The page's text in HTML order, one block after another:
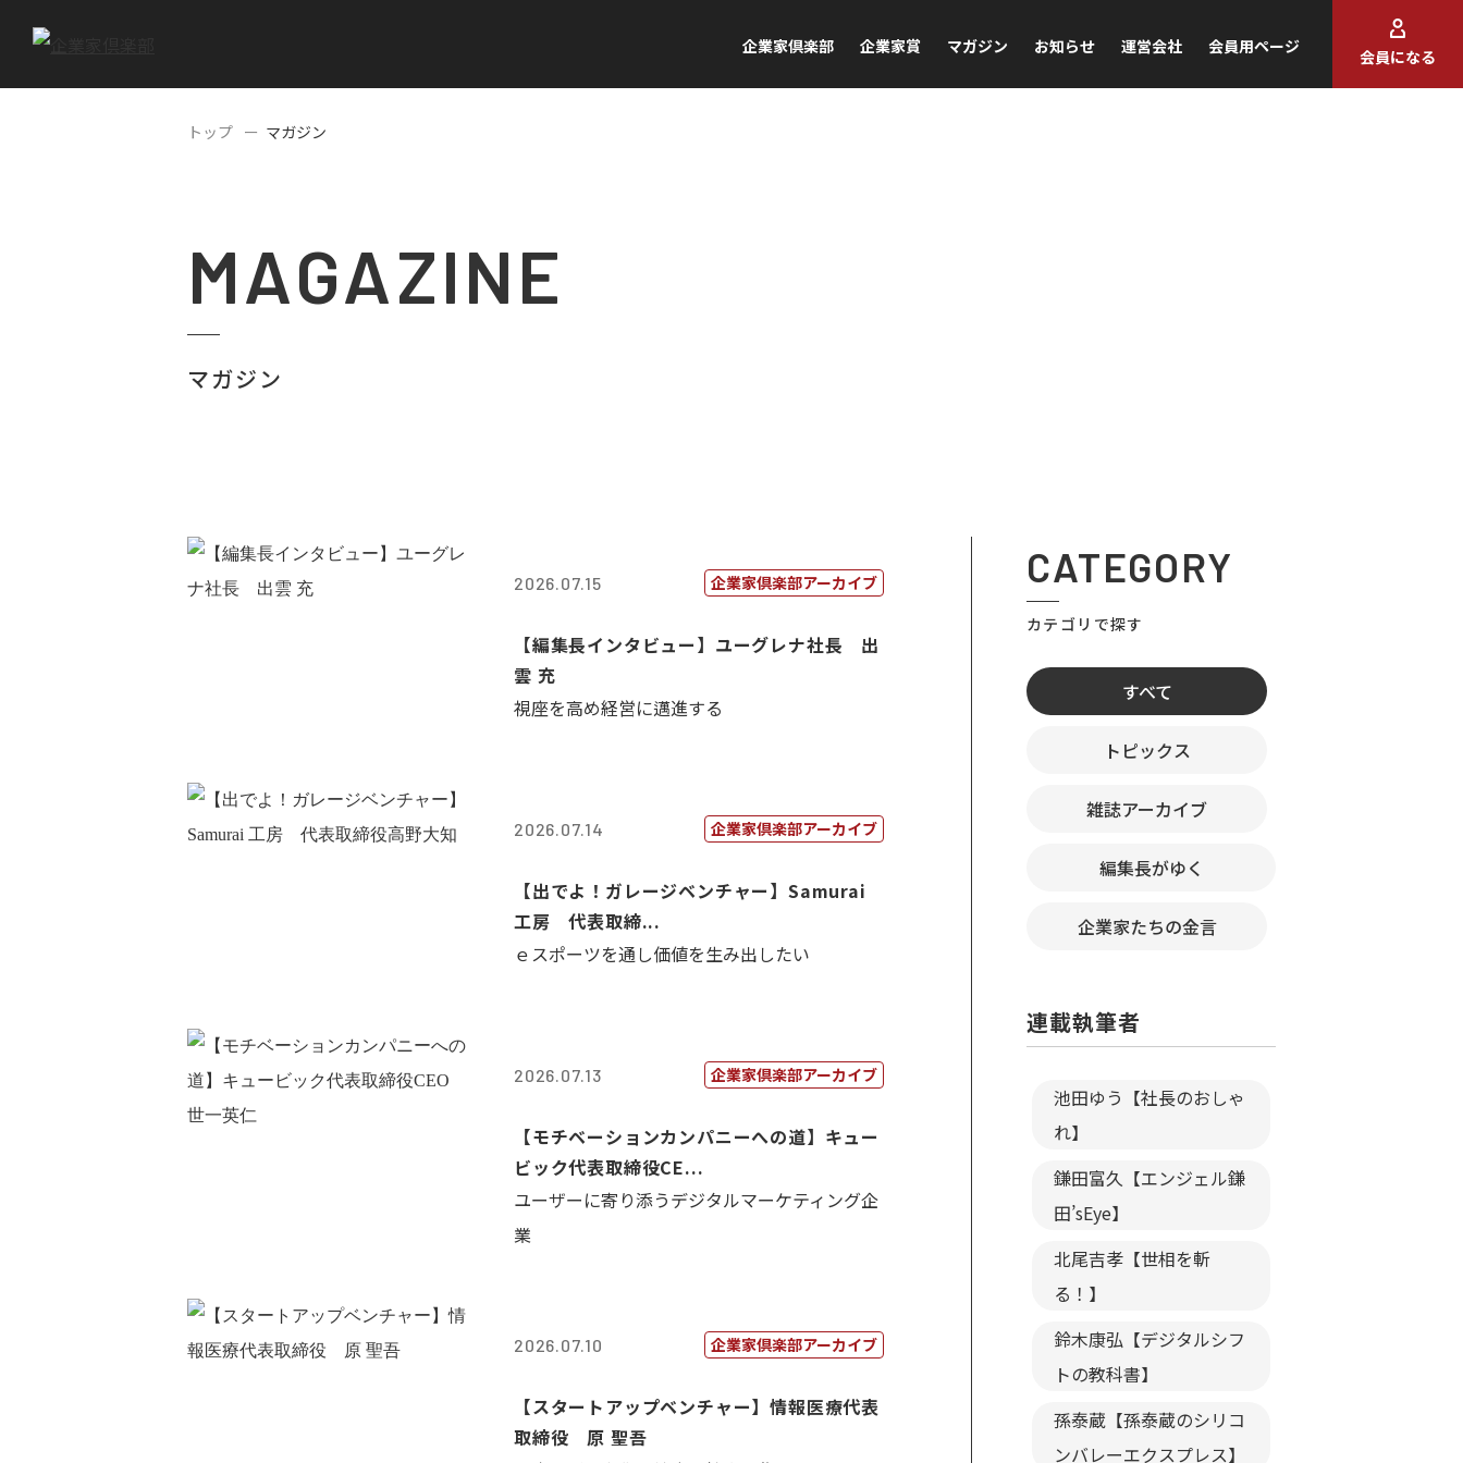
企業家倶楽部 企業家賞 マガジン お知らせ 運営会社 会員用ページ
会員になる
トップ マガジン
MAGAZINE
マガジン
2026.07.15 企業家倶楽部アーカイブ
【編集長インタビュー】ユーグレナ社長 出
雲 充
視座を高め経営に邁進する
2026.07.14 企業家倶楽部アーカイブ
【出でよ！ガレージベンチャー】Samurai
工房 代表取締...
ｅスポーツを通し価値を生み出したい
2026.07.13 企業家倶楽部アーカイブ
【モチベーションカンパニーへの道】キュー
ビック代表取締役CE...
ユーザーに寄り添うデジタルマーケティング企
業
2026.07.10 企業家倶楽部アーカイブ
【スタートアップベンチャー】情報医療代表
取締役 原 聖吾
CATEGORY
カテゴリで探す
すべて
トピックス
雑誌アーカイブ
編集長がゆく
企業家たちの金言
連載執筆者
池田ゆう【社長のおしゃ
れ】
鎌田富久【エンジェル鎌
田’sEye】
北尾吉孝【世相を斬
る！】
鈴木康弘【デジタルシフ
トの教科書】
孫泰蔵【孫泰蔵のシリコ
ンバレーエクスプレス】